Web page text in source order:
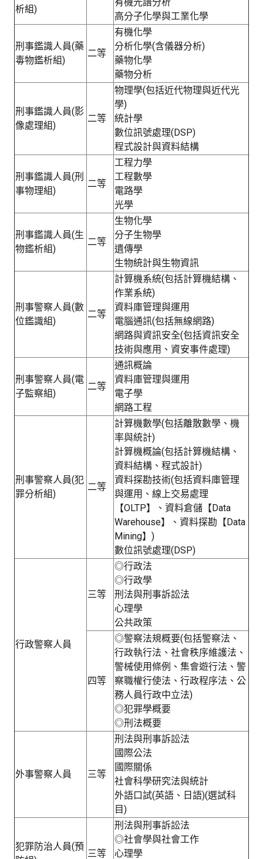
析組)
高分子化學與工業化學
刑事鑑識人員(藥
毒物鑑析組)
二等
有機化學
分析化學(含儀器分析)
藥物化學
藥物分析
刑事鑑識人員(影
像處理組)
二等
物理學(包括近代物理與近代光
學)
統計學
數位訊號處理(DSP)
程式設計與資料結構
刑事鑑識人員(刑
事物理組)
二等
工程力學
工程數學
電路學
光學
刑事鑑識人員(生
物鑑析組)
二等
生物化學
分子生物學
遺傳學
生物統計與生物資訊
刑事警察人員(數
位鑑識組)
二等
計算機系統(包括計算機結構、
作業系統)
資料庫管理與運用
電腦通訊(包括無線網路)
網路與資訊安全(包括資訊安全
技術與應用、資安事件處理)
刑事警察人員(電
子監察組)
二等
通訊概論
資料庫管理與運用
電子學
網路工程
刑事警察人員(犯
罪分析組)
二等
計算機數學(包括離散數學、機
率與統計)
計算機概論(包括計算機結構、
資料結構、程式設計)
資料探勘技術(包括資料庫管理
與運用、線上交易處理
【OLTP】、資料倉儲【Data
Warehouse】、資料探勘【Data
Mining】)
數位訊號處理(DSP)
行政警察人員
三等
◎行政法
◎行政學
刑法與刑事訴訟法
心理學
公共政策
四等
◎警察法規概要(包括警察法、
行政執行法、社會秩序維護法、
警械使用條例、集會遊行法、警
察職權行使法、行政程序法、公
務人員行政中立法)
◎犯罪學概要
◎刑法概要
外事警察人員 三等
刑法與刑事訴訟法
國際公法
國際關係
社會科學研究法與統計
外語口試(英語、日語)(選試科
目)
犯罪防治人員(預
三等
刑法與刑事訴訟法
◎社會學與社會工作
心理學